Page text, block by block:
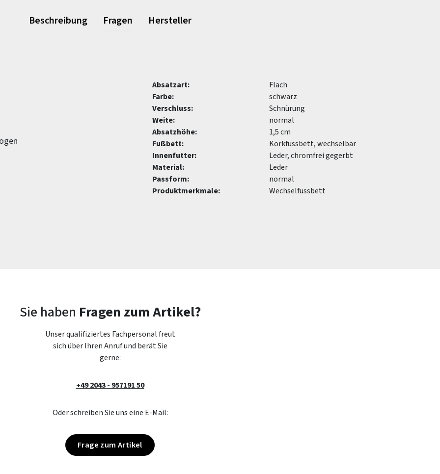
Beschreibung Fragen Hersteller
Absatzart:
Flach
Farbe:
schwarz
Verschluss:
Schnürung
Weite:
normal
Absatzhöhe:
1,5 cm
Fußbett:
Korkfussbett, wechselbar
Innenfutter:
Leder, chromfrei gegerbt
Material:
Leder
Passform:
normal
Produktmerkmale:
Wechselfussbett
Sie haben Fragen zum Artikel?
Unser qualifiziertes Fachpersonal freut
sich über Ihren Anruf und berät Sie
gerne:
+49 2043 - 957191 50
Oder schreiben Sie uns eine E-Mail:
Frage zum Artikel